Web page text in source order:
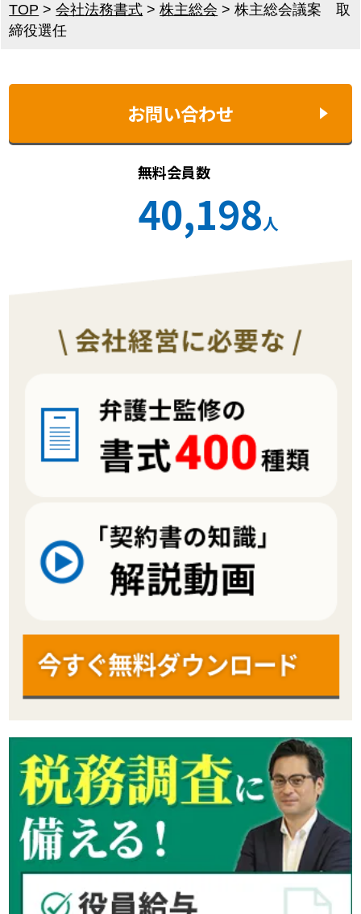
TOP >会社法務書式 >株主総会 >株主総会議案 取
締役選任
お問い合わせ
無料会員数
40,198人